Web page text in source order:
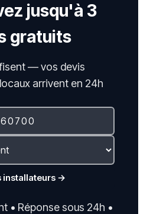
jusqu'à 3
gratuits
— vos devis
arrivent en 24h
installateurs →
• Réponse sous 24h •